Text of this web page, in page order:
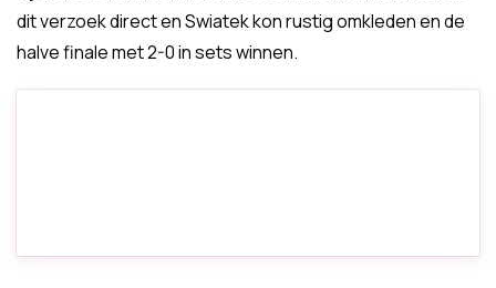
dit verzoek direct en Swiatek kon rustig omkleden en de
halve finale met 2-0 in sets winnen.